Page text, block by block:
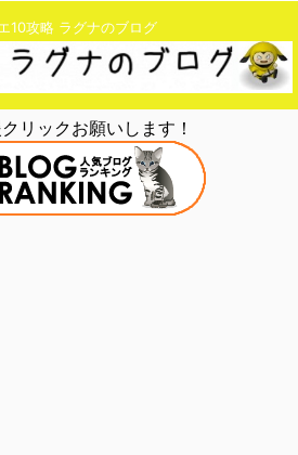
10攻略 ラグナのブログ
リックお願いします！